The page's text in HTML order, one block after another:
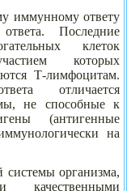
иммунному ответу
Последние
клеток
которых
Т-лимфоцитам.
отличается
не способные к
(антигенные
на
организма,
качественными